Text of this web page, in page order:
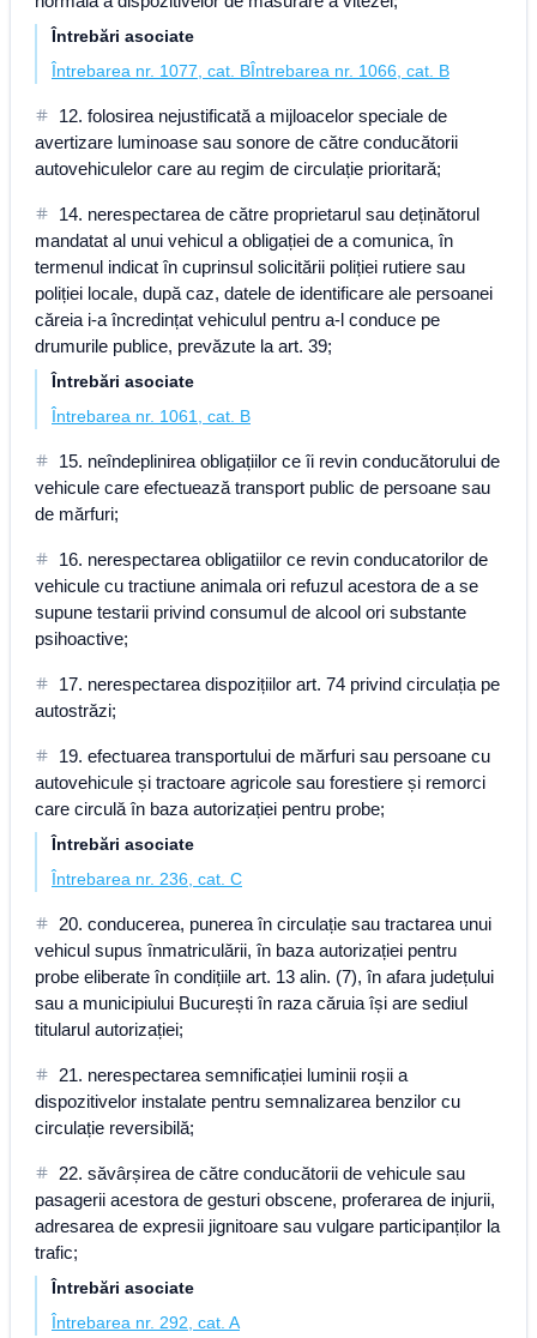
Întrebări asociate
Întrebarea nr. 1077, cat. BÎntrebarea nr. 1066, cat. B
12. folosirea nejustificată a mijloacelor speciale de
avertizare luminoase sau sonore de către conducătorii
autovehiculelor care au regim de circulație prioritară;
14. nerespectarea de către proprietarul sau deținătorul
mandatat al unui vehicul a obligației de a comunica, în
termenul indicat în cuprinsul solicitării poliției rutiere sau
poliției locale, după caz, datele de identificare ale persoanei
căreia i-a încredințat vehiculul pentru a-l conduce pe
drumurile publice, prevăzute la art. 39;
Întrebări asociate
Întrebarea nr. 1061, cat. B
15. neîndeplinirea obligațiilor ce îi revin conducătorului de
vehicule care efectuează transport public de persoane sau
de mărfuri;
16. nerespectarea obligatiilor ce revin conducatorilor de
vehicule cu tractiune animala ori refuzul acestora de a se
supune testarii privind consumul de alcool ori substante
psihoactive;
17. nerespectarea dispozițiilor art. 74 privind circulația pe
autostrăzi;
19. efectuarea transportului de mărfuri sau persoane cu
autovehicule și tractoare agricole sau forestiere și remorci
care circulă în baza autorizației pentru probe;
Întrebări asociate
Întrebarea nr. 236, cat. C
20. conducerea, punerea în circulație sau tractarea unui
vehicul supus înmatriculării, în baza autorizației pentru
probe eliberate în condițiile art. 13 alin. (7), în afara județului
sau a municipiului București în raza căruia își are sediul
titularul autorizației;
21. nerespectarea semnificației luminii roșii a
dispozitivelor instalate pentru semnalizarea benzilor cu
circulație reversibilă;
22. săvârșirea de către conducătorii de vehicule sau
pasagerii acestora de gesturi obscene, proferarea de injurii,
adresarea de expresii jignitoare sau vulgare participanților la
trafic;
Întrebări asociate
Întrebarea nr. 292, cat. A